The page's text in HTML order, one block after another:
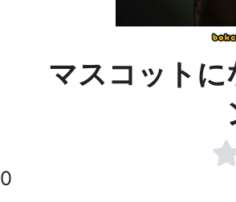
マスコット
0